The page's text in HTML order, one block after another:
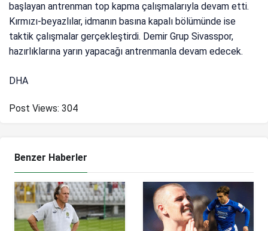
başlayan antrenman top kapma çalışmalarıyla devam etti.
Kırmızı-beyazlılar, idmanın basına kapalı bölümünde ise
taktik çalışmalar gerçekleştirdi. Demir Grup Sivasspor,
hazırlıklarına yarın yapacağı antrenmanla devam edecek.
DHA
Post Views: 304
Benzer Haberler